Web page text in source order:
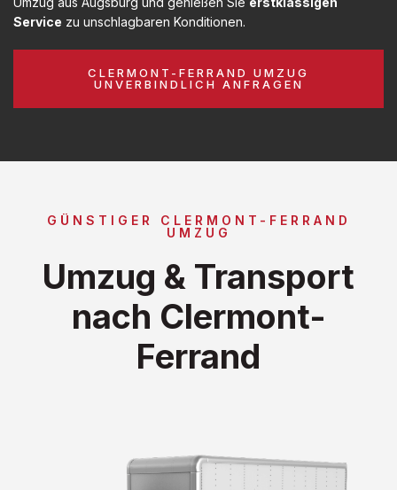
Service zu unschlagbaren Konditionen.
CLERMONT-FERRAND UMZUG
UNVERBINDLICH ANFRAGEN
GÜNSTIGER CLERMONT-FERRAND
UMZUG
Umzug & Transport
nach Clermont-
Ferrand